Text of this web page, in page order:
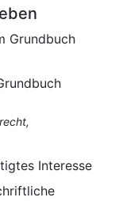
Grundbuch
Interesse